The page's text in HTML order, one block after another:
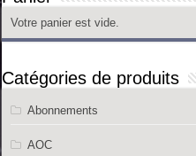
Votre panier est vide.
Catégories de produits
Abonnements
AOC